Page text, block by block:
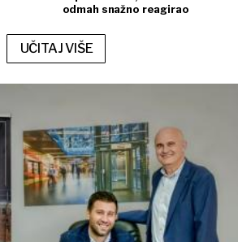
odmah snažno reagirao
UČITAJ VIŠE